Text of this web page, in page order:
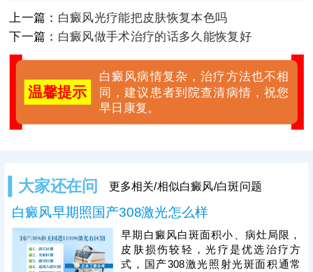
上一篇： 白癜风光疗能把皮肤恢复本色吗
下一篇： 白癜风做手术治疗的话多久能恢复好
温馨提示
白癜风病情复杂，治疗方法也不相
同，建议患者到院查清病情，祝您
早日康复。
大家还在问 更多相关/相似白癜风/白斑问题
白癜风早期照国产308激光怎么样
早期白癜风白斑面积小、病灶局限，
皮肤损伤较轻，光疗是优选治疗方
式，国产308激光照射光斑面积通常